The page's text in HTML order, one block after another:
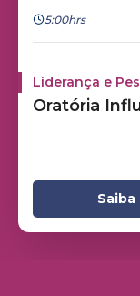
5:00hrs
Liderança e
Oratória
Saiba